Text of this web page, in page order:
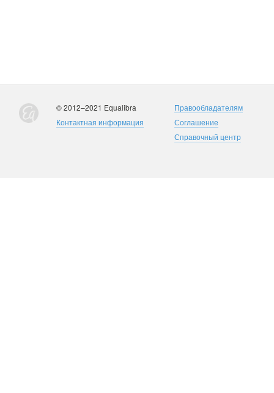
© 2012–2021 Equalibra
Контактная информация
Правообладателям
Соглашение
Справочный центр